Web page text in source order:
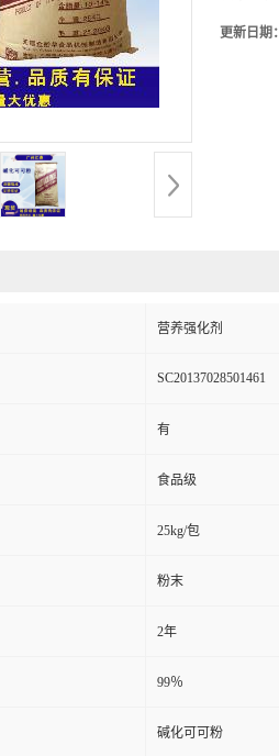
更新日期：
营养强化剂
SC20137028501461
有
食品级
25kg/包
粉末
2年
99％
碱化可可粉